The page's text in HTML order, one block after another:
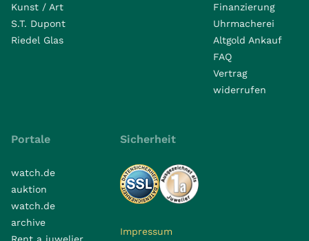
Kunst / Art
S.T. Dupont
Riedel Glas
Finanzierung
Uhrmacherei
Altgold Ankauf
FAQ
Vertrag
widerrufen
Portale
watch.de
auktion
watch.de
archive
Rent a juwelier
Sicherheit
Impressum